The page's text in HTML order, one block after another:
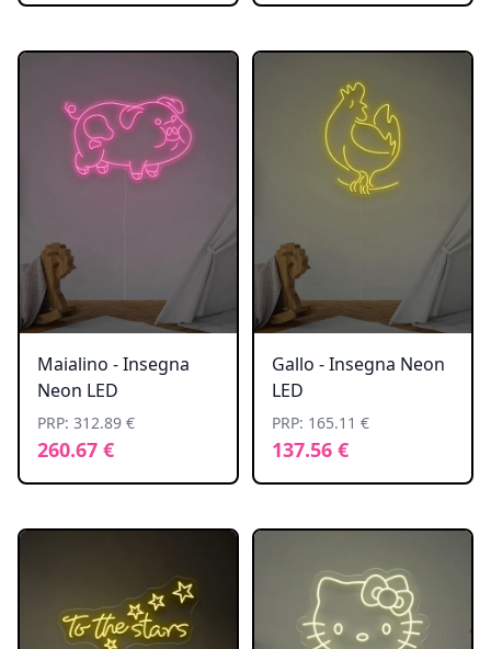
Maialino - Insegna
Neon LED
PRP: 312.89 €
260.67 €
Gallo - Insegna Neon
LED
PRP: 165.11 €
137.56 €